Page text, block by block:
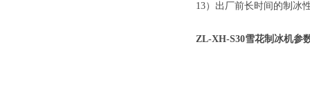
13）出厂前长时间的制冰
ZL-XH-S30雪花制冰机参